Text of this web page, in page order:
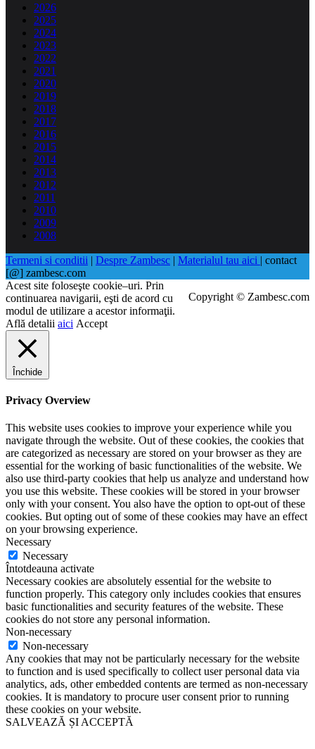
2026
2025
2024
2023
2022
2021
2020
2019
2018
2017
2016
2015
2014
2013
2012
2011
2010
2009
2008
Termeni si conditii | Despre Zambesc | Materialul tau aici | contact
[@] zambesc.com
Copyright © Zambesc.com
Acest site foloseşte cookie–uri. Prin
continuarea navigarii, eşti de acord cu
modul de utilizare a acestor informaţii.
Află detalii aici Accept
Închide
Privacy Overview
This website uses cookies to improve your experience while you
navigate through the website. Out of these cookies, the cookies that
are categorized as necessary are stored on your browser as they are
essential for the working of basic functionalities of the website. We
also use third-party cookies that help us analyze and understand how
you use this website. These cookies will be stored in your browser
only with your consent. You also have the option to opt-out of these
cookies. But opting out of some of these cookies may have an effect
on your browsing experience.
Necessary
Necessary
Întotdeauna activate
Necessary cookies are absolutely essential for the website to
function properly. This category only includes cookies that ensures
basic functionalities and security features of the website. These
cookies do not store any personal information.
Non-necessary
Non-necessary
Any cookies that may not be particularly necessary for the website
to function and is used specifically to collect user personal data via
analytics, ads, other embedded contents are termed as non-necessary
cookies. It is mandatory to procure user consent prior to running
these cookies on your website.
SALVEAZĂ ȘI ACCEPTĂ